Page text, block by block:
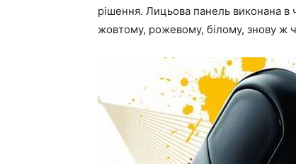
рішення. Лицьова панель виконана в
жовтому, рожевому, білому, знову ж